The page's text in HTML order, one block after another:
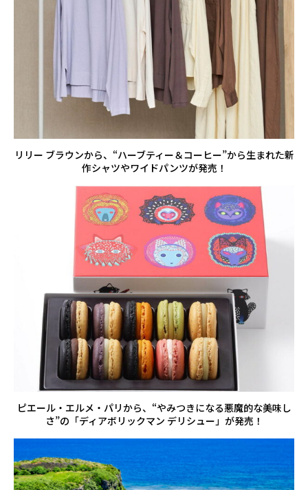
リリー ブラウンから、“ハーブティー＆コーヒー”から生まれた新
作シャツやワイドパンツが発売！
ピエール・エルメ・パリから、“やみつきになる悪魔的な美味し
さ”の「ディアボリックマン デリシュー」が発売！